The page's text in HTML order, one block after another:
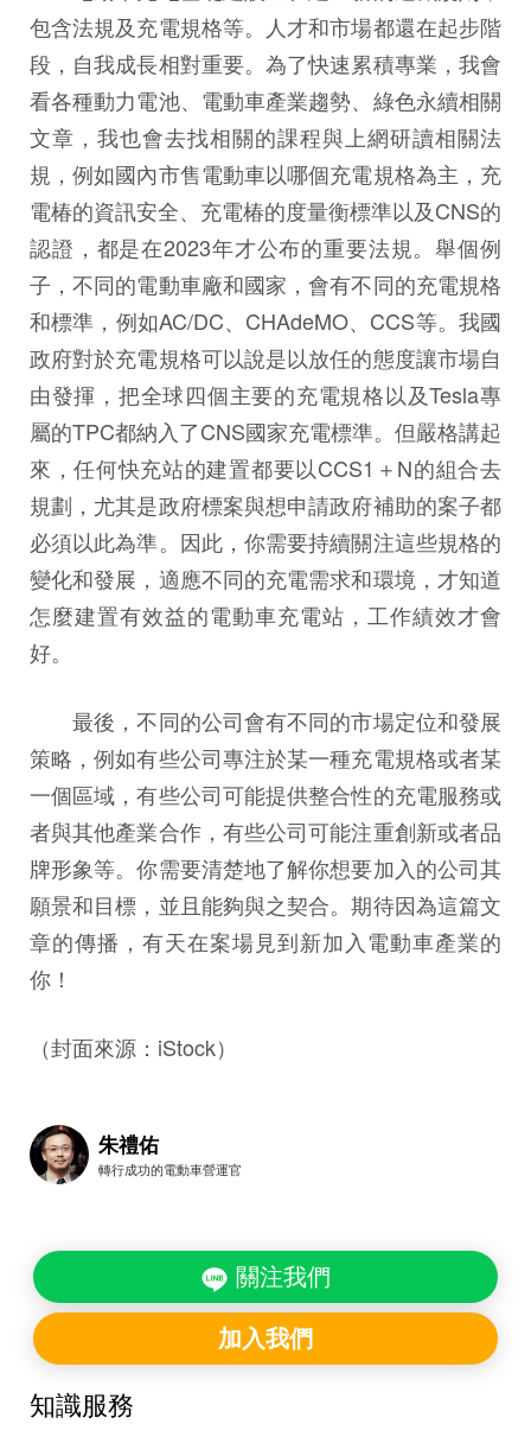
包含法規及充電規格等。人才和市場都還在起步階
段，自我成長相對重要。為了快速累積專業，我會
看各種動力電池、電動車產業趨勢、綠色永續相關
文章，我也會去找相關的課程與上網研讀相關法
規，例如國內市售電動⾞以哪個充電規格為主，充
電椿的資訊安全、充電椿的度量衡標準以及CNS的
認證，都是在2023年才公布的重要法規。舉個例
子，不同的電動⾞廠和國家，會有不同的充電規格
和標準，例如AC/DC、CHAdeMO、CCS等。我國
政府對於充電規格可以說是以放任的態度讓市場⾃
由發揮，把全球四個主要的充電規格以及Tesla專
屬的TPC都納入了CNS國家充電標準。但嚴格講起
來，任何快充站的建置都要以CCS1＋N的組合去
規劃，尤其是政府標案與想申請政府補助的案⼦都
必須以此為準。因此，你需要持續關注這些規格的
變化和發展，適應不同的充電需求和環境，才知道
怎麼建置有效益的電動車充電站，工作績效才會
好。
最後，不同的公司會有不同的市場定位和發展
策略，例如有些公司專注於某⼀種充電規格或者某
⼀個區域，有些公司可能提供整合性的充電服務或
者與其他產業合作，有些公司可能注重創新或者品
牌形象等。你需要清楚地了解你想要加入的公司其
願景和⽬標，並且能夠與之契合。期待因為這篇文
章的傳播，有天在案場見到新加入電動車產業的
你！
（封面來源：iStock）
朱禮佑
轉行成功的電動車營運官
關注我們
加入我們
知識服務